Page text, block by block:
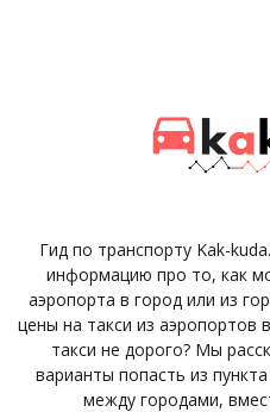
Гид по транспорту Kak-
информацию про то, как
аэропорта в город или из
цены на такси из аэропортов
такси не дорого? Мы
варианты попасть из
между городами,